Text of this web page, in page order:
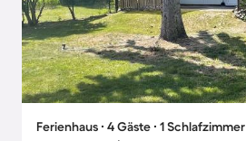
Ferienhaus ∙ 4 Gäste ∙ 1 Schlafzimmer